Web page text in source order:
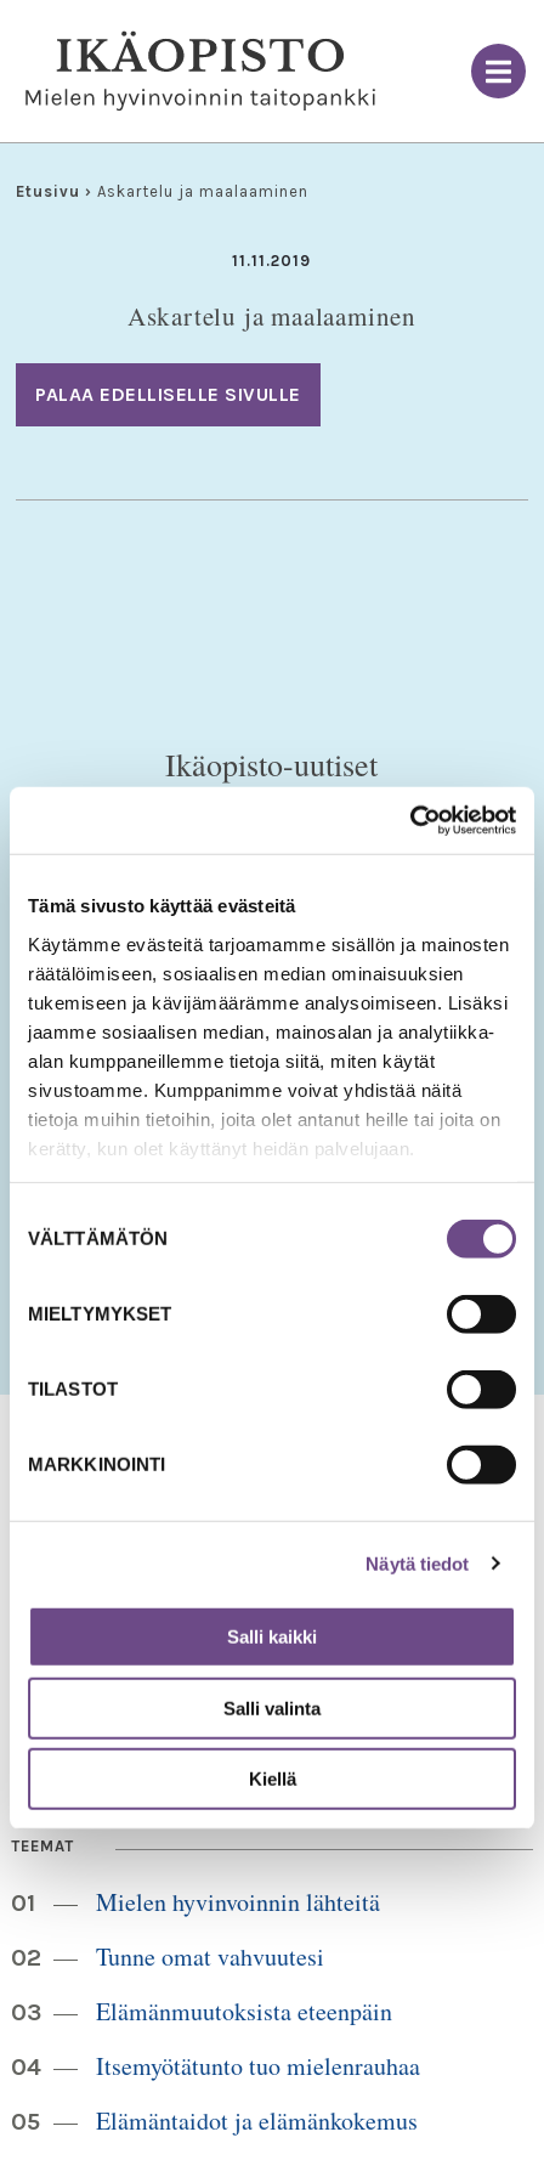
Tämä sivusto käyttää evästeitä
Käytämme evästeitä tarjoamamme sisällön ja mainosten
räätälöimiseen, sosiaalisen median ominaisuuksien
tukemiseen ja kävijämäärämme analysoimiseen. Lisäksi
jaamme sosiaalisen median, mainosalan ja analytiikka-
alan kumppaneillemme tietoja siitä, miten käytät
sivustoamme. Kumppanimme voivat yhdistää näitä
tietoja muihin tietoihin, joita olet antanut heille tai joita on
kerätty, kun olet käyttänyt heidän palvelujaan.
valinta
VÄLTTÄMÄTÖN
MIELTYMYKSET
TILASTOT
MARKKINOINTI
Näytä tiedot
Salli kaikki
Salli valinta
Kiellä
Etusivu ›Askartelu ja maalaaminen
11.11.2019
Askartelu ja maalaaminen
PALAA EDELLISELLE SIVULLE
Ikäopisto-uutiset
Tilaamalla sähköisen uutiskirjeen saat tietoa sivuston
uusista sisällöistä sekä ajankohtaisista mielen
Tilaa Ikäopisto -uutiset
SÄHKÖPOSTIOSOITE*
Hyväksyn tietojeni tallentamisen ja käsittelyn
uutisten lähettämistä varten.
KK
slash
slash
puh. 09 6122 160HUOM!Lankanumeron käyttö loppuu
30.6.2026, sen jälkeen numero on 040 350 3104
info@ikainstituutti.fi
TEEMAT
Mielen hyvinvoinnin lähteitä
Tunne omat vahvuutesi
Elämänmuutoksista eteenpäin
Itsemyötätunto tuo mielenrauhaa
Elämäntaidot ja elämänkokemus